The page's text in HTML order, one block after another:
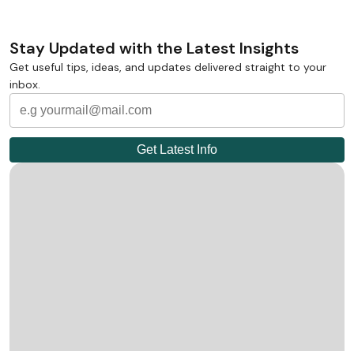
Stay Updated with the Latest Insights
Get useful tips, ideas, and updates delivered straight to your
inbox.